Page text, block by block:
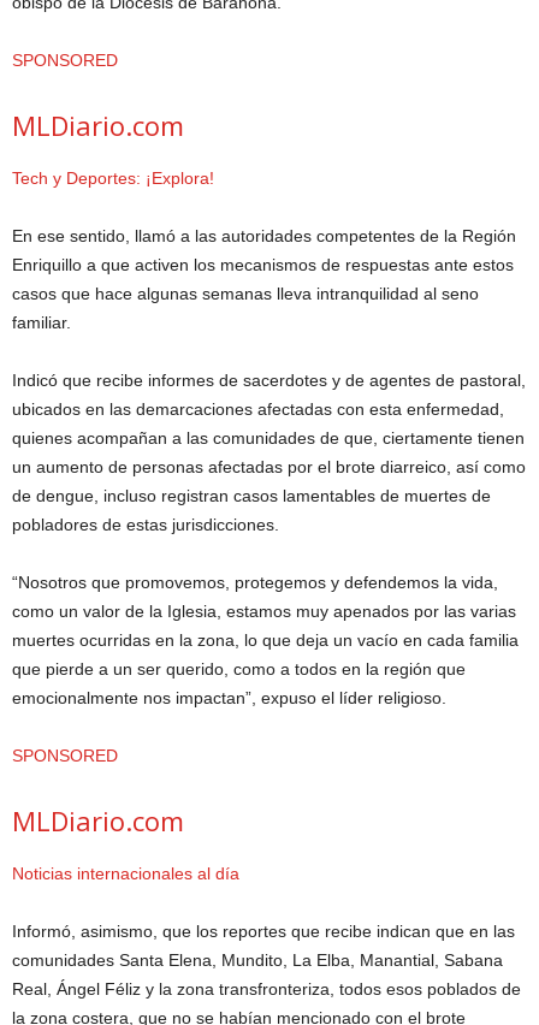
SPONSORED
MLDiario.com
Tech y Deportes: ¡Explora!
En ese sentido, llamó a las autoridades competentes de la Región
Enriquillo a que activen los mecanismos de respuestas ante estos
casos que hace algunas semanas lleva intranquilidad al seno
familiar.
Indicó que recibe informes de sacerdotes y de agentes de pastoral,
ubicados en las demarcaciones afectadas con esta enfermedad,
quienes acompañan a las comunidades de que, ciertamente tienen
un aumento de personas afectadas por el brote diarreico, así como
de dengue, incluso registran casos lamentables de muertes de
pobladores de estas jurisdicciones.
“Nosotros que promovemos, protegemos y defendemos la vida,
como un valor de la Iglesia, estamos muy apenados por las varias
muertes ocurridas en la zona, lo que deja un vacío en cada familia
que pierde a un ser querido, como a todos en la región que
emocionalmente nos impactan”, expuso el líder religioso.
SPONSORED
MLDiario.com
Noticias internacionales al día
Informó, asimismo, que los reportes que recibe indican que en las
comunidades Santa Elena, Mundito, La Elba, Manantial, Sabana
Real, Ángel Féliz y la zona transfronteriza, todos esos poblados de
la zona costera, que no se habían mencionado con el brote